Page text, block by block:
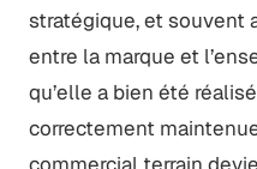
stratégique, et souvent
entre la marque et
qu’elle a bien été
correctement